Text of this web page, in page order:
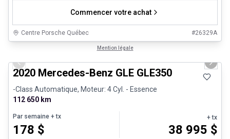
Commencer votre achat
Centre Porsche Québec #26329A
Mention légale
Previous slide Next
2020 Mercedes-Benz GLE GLE350
-Class Automatique, Moteur: 4 Cyl. - Essence
112 650 km
Par semaine + tx
178 $
+ tx
38 995 $